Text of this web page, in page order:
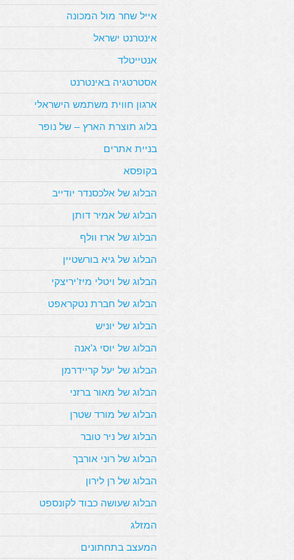
אייל שחר מול המכונה
אינטרנט ישראל
אנטייטלד
אסטרטגיה באינטרנט
ארגון חווית משתמש הישראלי
בלוג תוצרת הארץ – של נופר
בניית אתרים
בקופסא
הבלוג של אלכסנדר יודייב
הבלוג של אמיר דותן
הבלוג של ארז וולף
הבלוג של גיא בורשטיין
הבלוג של ויטלי מיז’יריצקי
הבלוג של חברת נטקראפט
הבלוג של יוניש
הבלוג של יוסי ג'אנה
הבלוג של יעל קריידרמן
הבלוג של מאור ברזני
הבלוג של מורד שטרן
הבלוג של ניר טובר
הבלוג של רוני אורבך
הבלוג של רן לירון
הבלוג שעושה כבוד לקונספט
המזלג
המעצב בתחתונים